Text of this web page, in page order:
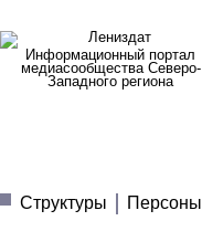
Информационный портал
медиасообщества Северо-
Западного региона
Структуры
Персоны